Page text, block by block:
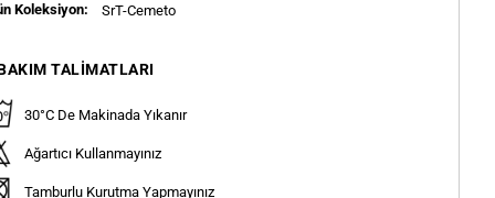
Koleksiyon: SrT-Cemeto
TALIMATLARI
30°C De Makinada Yıkanır
Ağartıcı Kullanmayınız
Tamburlu Kurutma Yapmayınız